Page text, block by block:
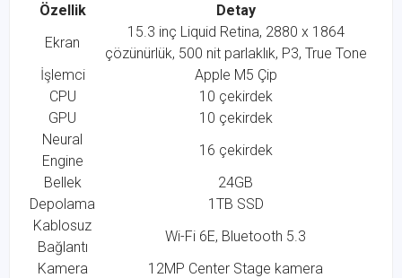
Özellik
Detay
Ekran
15.3 inç Liquid Retina, 2880 x 1864
çözünürlük, 500 nit parlaklık, P3, True Tone
İşlemci
Apple M5 Çip
CPU
10 çekirdek
GPU
10 çekirdek
Neural
Engine
16 çekirdek
Bellek
24GB
Depolama
1TB SSD
Kablosuz
Bağlantı
Wi-Fi 6E, Bluetooth 5.3
Kamera
12MP Center Stage kamera